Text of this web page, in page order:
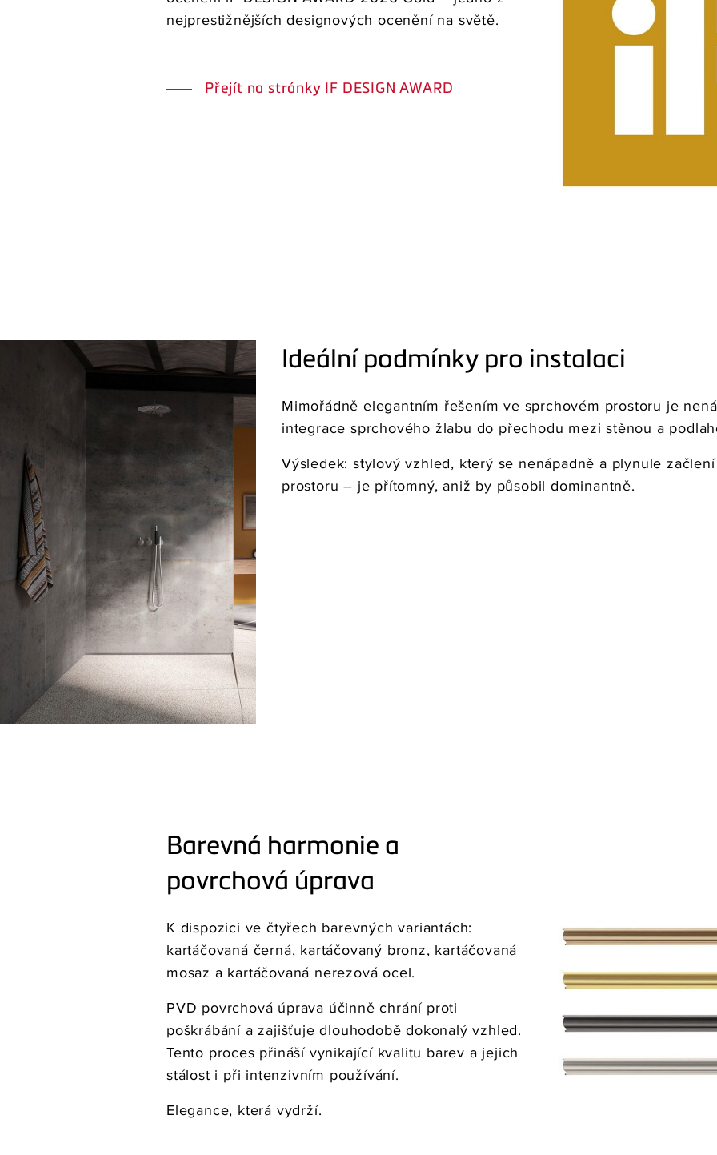
nejprestižnějších designových ocenění na světě.
Přejít na stránky IF DESIGN AWARD
Ideální podmínky pro instalaci
Mimořádně elegantním řešením ve sprchovém prostoru je
integrace sprchového žlabu do přechodu mezi stěnou a
Výsledek: stylový vzhled, který se nenápadně a plynule
prostoru – je přítomný, aniž by působil dominantně.
Barevná harmonie a
povrchová úprava
K dispozici ve čtyřech barevných variantách:
kartáčovaná černá, kartáčovaný bronz, kartáčovaná
mosaz a kartáčovaná nerezová ocel.
PVD povrchová úprava účinně chrání proti
poškrábání a zajišťuje dlouhodobě dokonalý vzhled.
Tento proces přináší vynikající kvalitu barev a jejich
stálost i při intenzivním používání.
Elegance, která vydrží.